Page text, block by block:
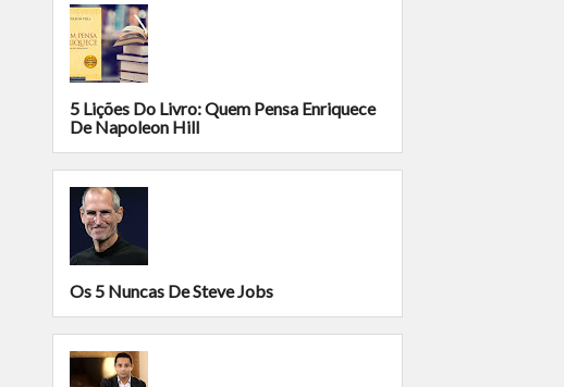
5 Lições Do Livro: Quem Pensa Enriquece
De Napoleon Hill
Os 5 Nuncas De Steve Jobs